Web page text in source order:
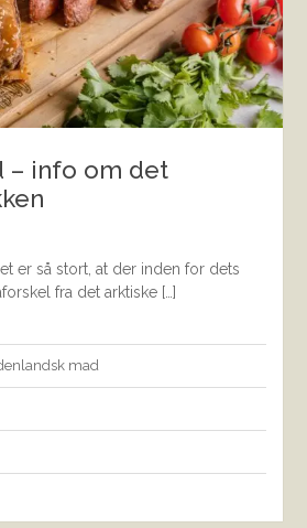
– info om det
er så stort, at der inden for dets
fra det arktiske […]
mad